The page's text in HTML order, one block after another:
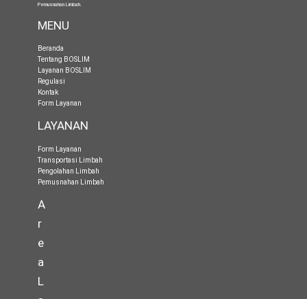
Pemusnahan Limbah.
MENU
Beranda
Tentang BOSLIM
Layanan BOSLIM
Regulasi
Kontak
Form Layanan
LAYANAN
Form Layanan
Transportasi Limbah
Pengolahan Limbah
Pemusnahan Limbah
A
r
e
a
L